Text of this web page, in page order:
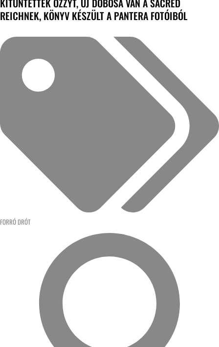
KITÜNTETTÉK OZZYT, ÚJ DOBOSA VAN A SACRED
REICHNEK, KÖNYV KÉSZÜLT A PANTERA FOTÓIBÓL
FORRÓ DRÓT